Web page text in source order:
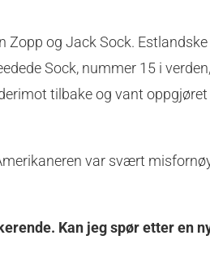
Zopp og Jack Sock.
Sock, nummer 15 i
tilbake og vant oppgjøret
var svært
Kan jeg spør etter en